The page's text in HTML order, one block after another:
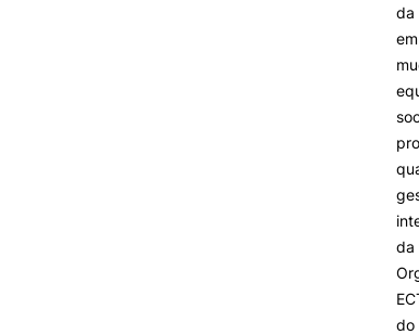
Razões para
Oliveira do
Associações
Vida Académica
Tunas
Informações
da
da
do